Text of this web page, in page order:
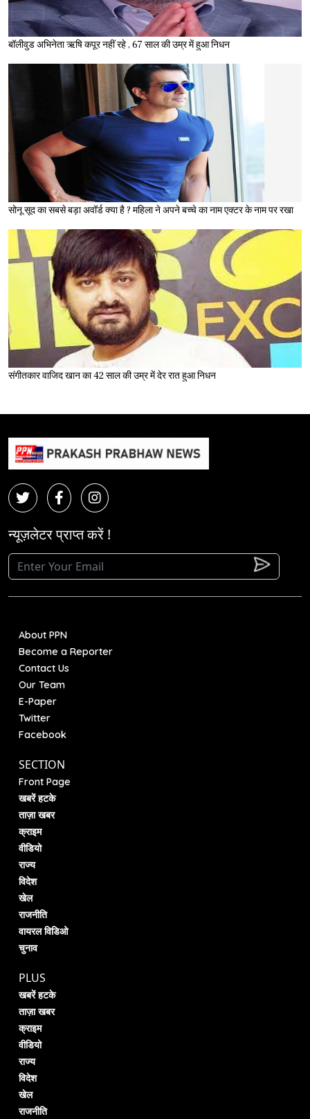
बॉलीवुड अभिनेता ऋषि कपूर नहीं रहे , 67 साल की उम्र में हुआ निधन
सोनू सूद का सबसे बड़ा अवॉर्ड क्या है ? महिला ने अपने बच्चे का नाम एक्टर के नाम पर रखा
संगीतकार वाजिद खान का 42 साल की उम्र में देर रात हुआ निधन
न्यूज़लेटर प्राप्त करें !
About PPN
Become a Reporter
Contact Us
Our Team
E-Paper
Twitter
Facebook
SECTION
Front Page
खबरें हटके
ताज़ा खबर
क्राइम
वीडियो
राज्य
विदेश
खेल
राजनीति
वायरल विडिओ
चुनाव
PLUS
खबरें हटके
ताज़ा खबर
क्राइम
वीडियो
राज्य
विदेश
खेल
राजनीति